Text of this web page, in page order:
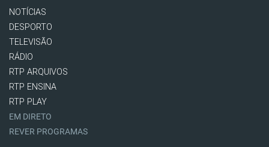
NOTÍCIAS
DESPORTO
TELEVISÃO
RÁDIO
RTP ARQUIVOS
RTP ENSINA
RTP PLAY
EM DIRETO
REVER PROGRAMAS